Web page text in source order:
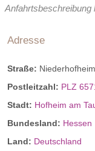
Anfahrtsbeschreibung
Adresse
Straße:
Postleitzahl: PLZ
Stadt: Hofheim am
Bundesland: Hessen
Land: Deutschland